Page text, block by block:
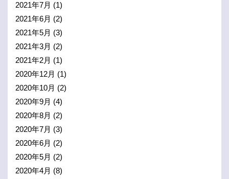
2021年7月 (1)
2021年6月 (2)
2021年5月 (3)
2021年3月 (2)
2021年2月 (1)
2020年12月 (1)
2020年10月 (2)
2020年9月 (4)
2020年8月 (2)
2020年7月 (3)
2020年6月 (2)
2020年5月 (2)
2020年4月 (8)